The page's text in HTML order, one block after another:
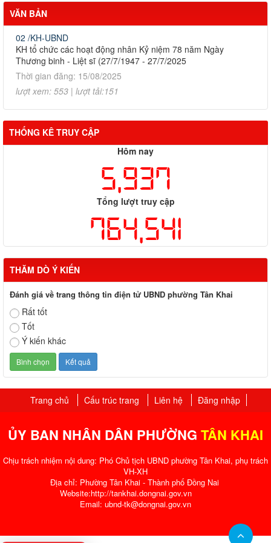
VĂN BẢN
02 /KH-UBND
KH tổ chức các hoạt động nhân Kỷ niệm 78 năm Ngày
Thương binh - Liệt sĩ (27/7/1947 - 27/7/2025
Thời gian đăng: 15/08/2025
lượt xem: 553 | lượt tải:151
THỐNG KÊ TRUY CẬP
Hôm nay
5,937
Tổng lượt truy cập
764,541
THĂM DÒ Ý KIẾN
Đánh giá về trang thông tin điện tử UBND phường Tân Khai
Rất tốt
Tốt
Ý kiến khác
Trang chủ Cấu trúc trang Liên hệ Đăng nhập
ỦY BAN NHÂN DÂN PHƯỜNG TÂN KHAI
Chịu trách nhiệm nội dung: Phó Chủ tịch UBND phường Tân Khai, phụ trách
VH-XH
Địa chỉ: Phường Tân Khai - Thành phố Đồng Nai
Website:http://tankhai.dongnai.gov.vn
Email: ubnd-tk@dongnai.gov.vn​